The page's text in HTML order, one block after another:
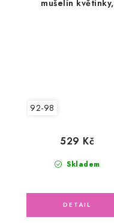
mušelín květinky,
92-98
Skladem
529 Kč